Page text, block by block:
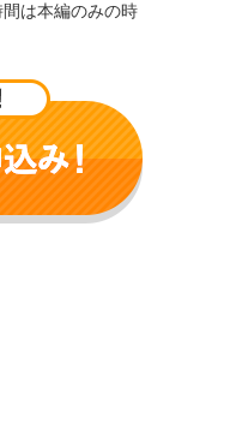
は本編のみの時